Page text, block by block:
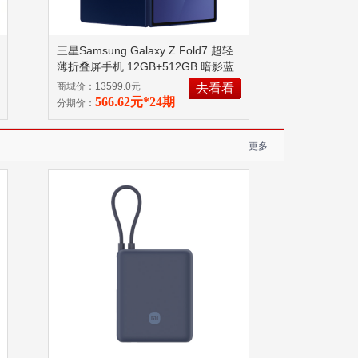
三星Samsung Galaxy Z Fold7 超轻
薄折叠屏手机 12GB+512GB 暗影蓝
已拆封使用商品不支持7无理由退换
货！
商城价：13599.0元
分期价： 566.62元*24期
去看看
更多